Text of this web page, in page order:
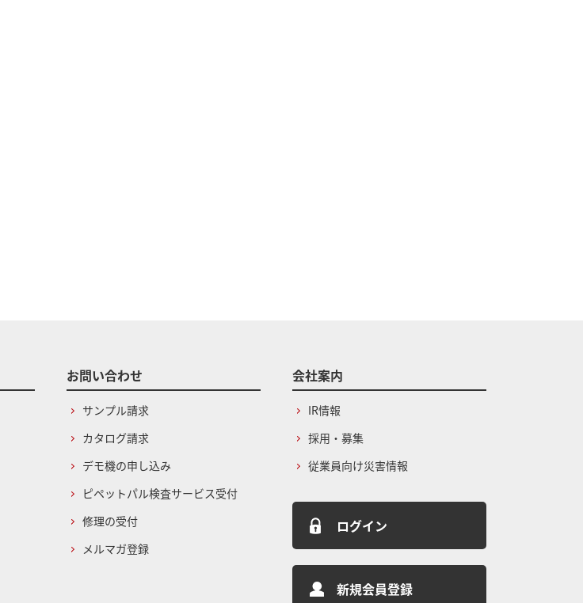
お問い合わせ
サンプル請求
カタログ請求
デモ機の申し込み
ピペットパル検査サービス受付
修理の受付
メルマガ登録
会社案内
IR情報
採用・募集
従業員向け災害情報
ログイン
新規会員登録